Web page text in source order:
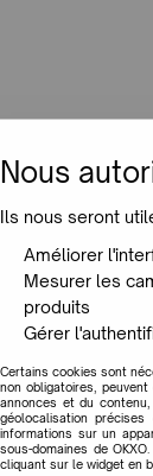
cm - Petite
Nous
Ils nous seront
Améliorer
Mesurer les
produits
Gérer
Certains cookies sont
non obligatoires,
annonces et du
géolocalisation
informations sur un
sous-domaines de
cliquant sur le widget en